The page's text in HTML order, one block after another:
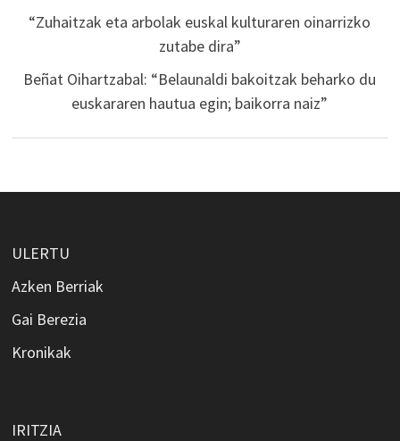
“Zuhaitzak eta arbolak euskal kulturaren oinarrizko
zutabe dira”
Beñat Oihartzabal: “Belaunaldi bakoitzak beharko du
euskararen hautua egin; baikorra naiz”
ULERTU
Azken Berriak
Gai Berezia
Kronikak
IRITZIA